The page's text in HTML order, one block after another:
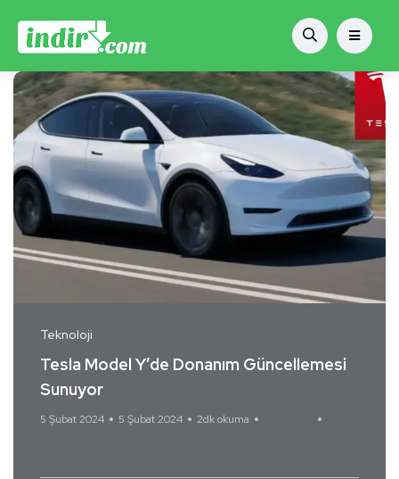
Teknoloji
Tesla Model Y’de Donanım Güncellemesi
Sunuyor
5 Şubat 2024 5 Şubat 2024 2dk okuma